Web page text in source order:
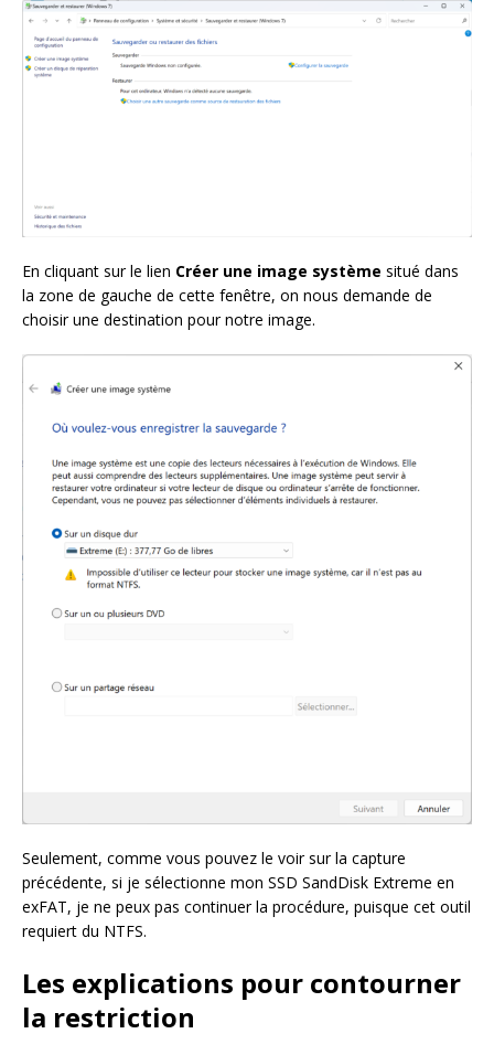
En cliquant sur le lien Créer une image système situé dans
la zone de gauche de cette fenêtre, on nous demande de
choisir une destination pour notre image.
Seulement, comme vous pouvez le voir sur la capture
précédente, si je sélectionne mon SSD SandDisk Extreme en
exFAT, je ne peux pas continuer la procédure, puisque cet outil
requiert du NTFS.
Les explications pour contourner
la restriction